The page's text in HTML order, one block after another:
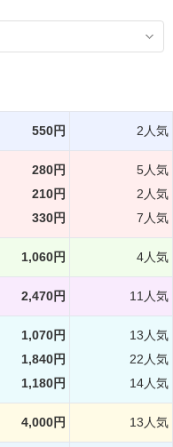
550円 2人気
280円
210円
330円
5人気
2人気
7人気
1,060円 4人気
2,470円 11人気
1,070円
1,840円
1,180円
13人気
22人気
14人気
4,000円 13人気